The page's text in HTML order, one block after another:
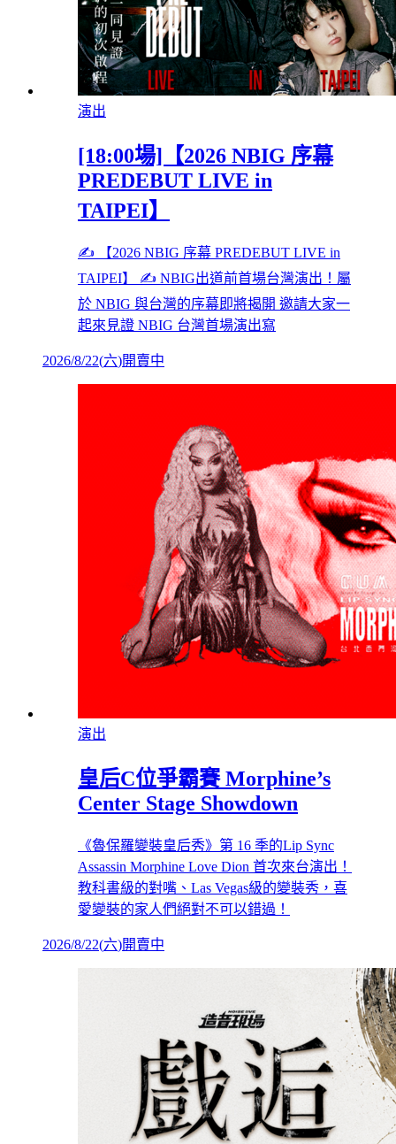
演出
[18:00場]【2026 NBIG 序幕
PREDEBUT LIVE in
TAIPEI】
✍️ 【2026 NBIG 序幕 PREDEBUT LIVE in
TAIPEI】 ✍️ NBIG出道前首場台灣演出！屬
於 NBIG 與台灣的序幕即將揭開 邀請大家一
起來見證 NBIG 台灣首場演出寫
2026/8/22(六)開賣中
演出
皇后C位爭霸賽 Morphine’s
Center Stage Showdown
《魯保羅變裝皇后秀》第 16 季的Lip Sync
Assassin Morphine Love Dion 首次來台演出！
教科書級的對嘴、Las Vegas級的變裝秀，喜
愛變裝的家人們絕對不可以錯過！
2026/8/22(六)開賣中